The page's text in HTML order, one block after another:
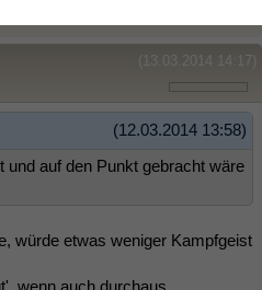
(13.03.2014 14:17)
(12.03.2014 13:58)
auf den Punkt gebracht wäre
würde etwas weniger Kampfgeist
wenn auch durchaus